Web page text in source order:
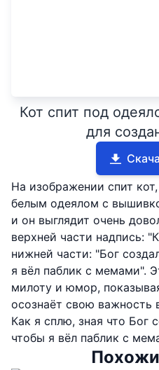
Кот спит под
для
На изображении спит
белым одеялом с
и он выглядит очень
верхней части надпись:
нижней части: "Бог
я вёл паблик с мемами".
милоту и юмор,
осознаёт свою важность
Как я сплю, зная что Бог
чтобы я вёл паблик с